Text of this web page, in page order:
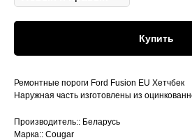
Купить
Ремонтные пороги Ford Fusion EU Хетчбек
Наружная часть изготовлены из
Производитель:: Беларусь
Марка:: Cougar